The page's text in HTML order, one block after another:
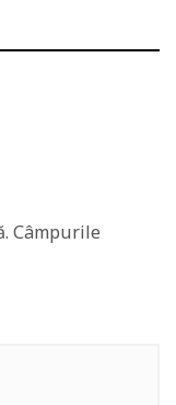
Câmpurile